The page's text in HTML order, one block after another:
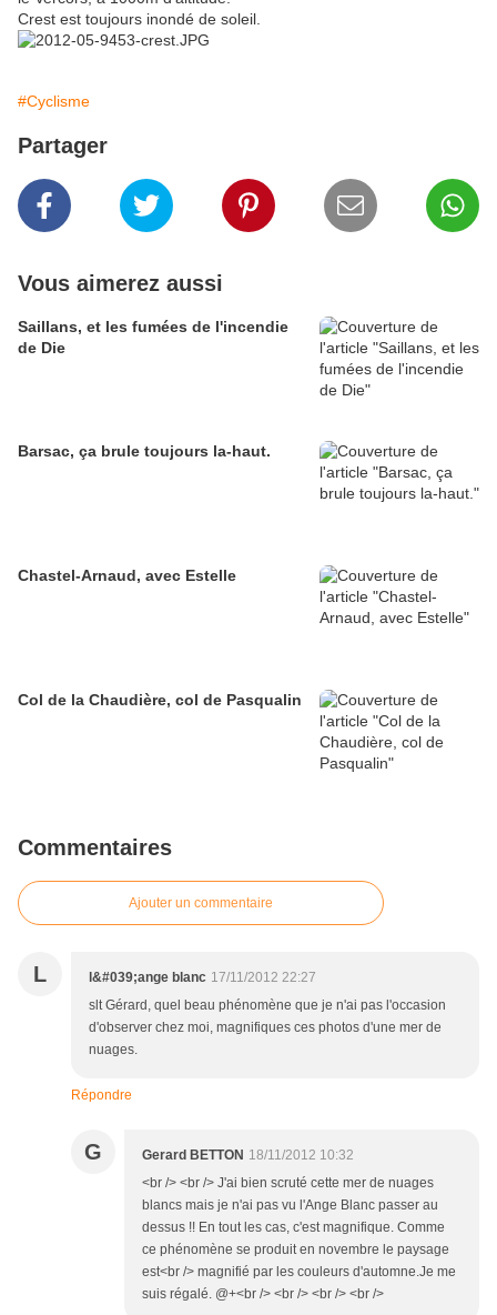
Crest est toujours inondé de soleil.
#Cyclisme
Partager
Vous aimerez aussi
Saillans, et les fumées de l'incendie
de Die
Barsac, ça brule toujours la-haut.
Chastel-Arnaud, avec Estelle
Col de la Chaudière, col de Pasqualin
Commentaires
Ajouter un commentaire
L l&#039;ange blanc 17/11/2012 22:27
slt Gérard, quel beau phénomène que je n'ai pas l'occasion
d'observer chez moi, magnifiques ces photos d'une mer de
nuages.
Répondre
G Gerard BETTON 18/11/2012 10:32
<br /> <br /> J'ai bien scruté cette mer de nuages
blancs mais je n'ai pas vu l'Ange Blanc passer au
dessus !! En tout les cas, c'est magnifique. Comme
ce phénomène se produit en novembre le paysage
est<br /> magnifié par les couleurs d'automne.Je me
suis régalé. @+<br /> <br /> <br /> <br />